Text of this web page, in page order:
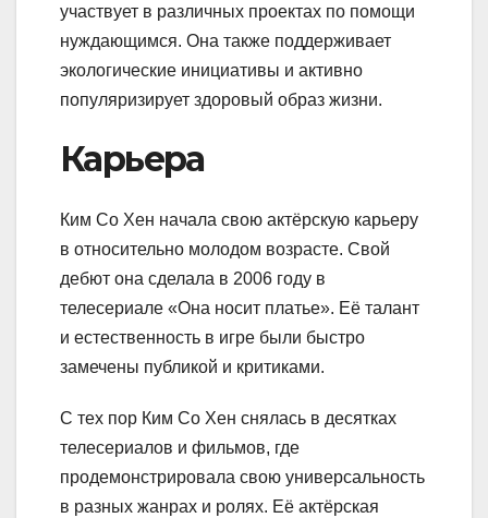
участвует в различных проектах по помощи
нуждающимся. Она также поддерживает
экологические инициативы и активно
популяризирует здоровый образ жизни.
Карьера
Ким Со Хен начала свою актёрскую карьеру
в относительно молодом возрасте. Свой
дебют она сделала в 2006 году в
телесериале «Она носит платье». Её талант
и естественность в игре были быстро
замечены публикой и критиками.
С тех пор Ким Со Хен снялась в десятках
телесериалов и фильмов, где
продемонстрировала свою универсальность
в разных жанрах и ролях. Её актёрская